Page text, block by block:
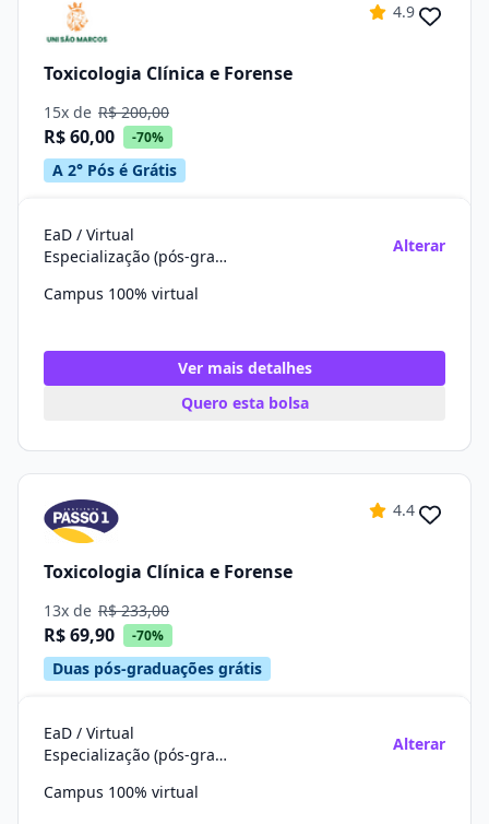
4.9
Toxicologia Clínica e Forense
15x de R$ 200,00
R$ 60,00 -70%
A 2° Pós é Grátis
EaD / Virtual
Especialização (pós-graduação)
Alterar
Campus 100% virtual
Ver mais detalhes
Quero esta bolsa
4.4
Toxicologia Clínica e Forense
13x de R$ 233,00
R$ 69,90 -70%
Duas pós-graduações grátis
EaD / Virtual
Especialização (pós-graduação)
Alterar
Campus 100% virtual